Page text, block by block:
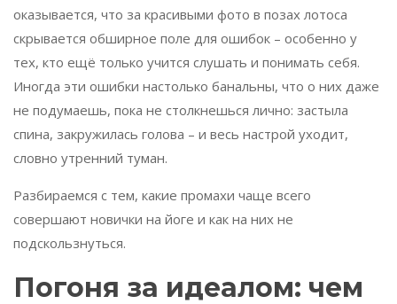
оказывается, что за красивыми фото в позах лотоса
скрывается обширное поле для ошибок – особенно у
тех, кто ещё только учится слушать и понимать себя.
Иногда эти ошибки настолько банальны, что о них даже
не подумаешь, пока не столкнешься лично: застыла
спина, закружилась голова – и весь настрой уходит,
словно утренний туман.
Разбираемся с тем, какие промахи чаще всего
совершают новички на йоге и как на них не
подскользнуться.
Погоня за идеалом: чем